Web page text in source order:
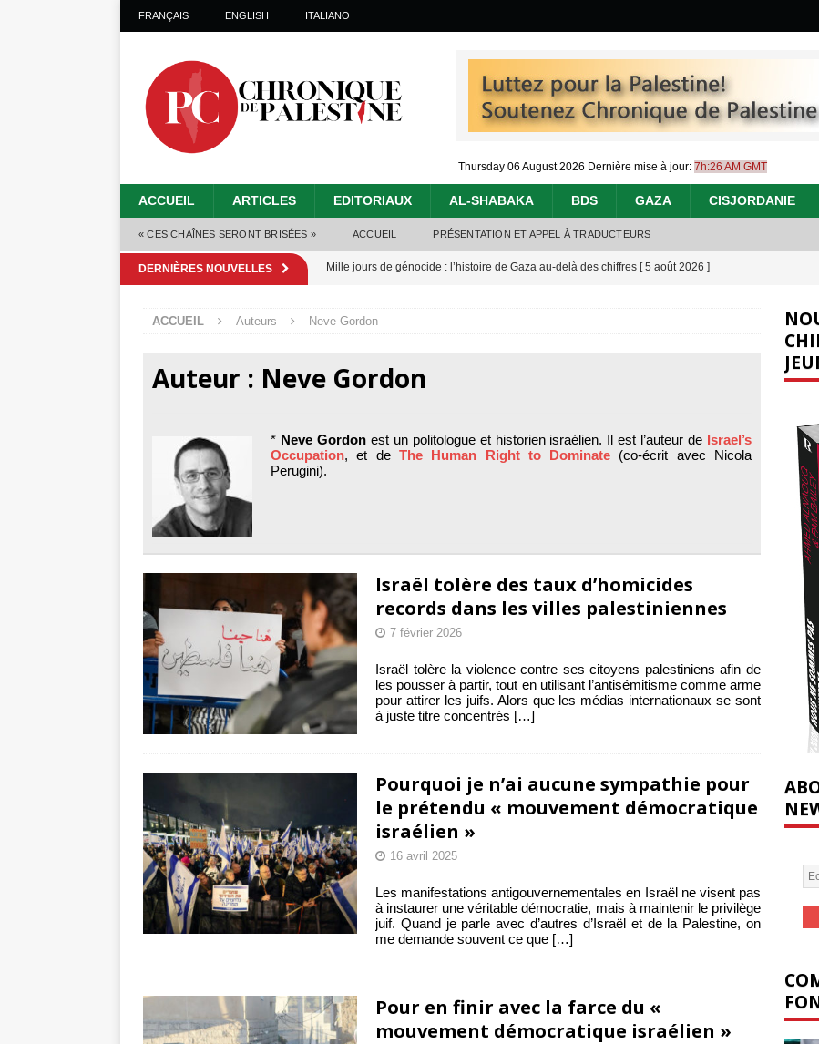
FRANÇAIS ENGLISH ITALIANO
Thursday 06 August 2026 Dernière mise à jour: 7h:26 AM GMT
ACCUEIL ARTICLES EDITORIAUX AL-SHABAKA BDS GAZA CISJORDANIE
« CES CHAÎNES SERONT BRISÉES » ACCUEIL PRÉSENTATION ET APPEL À TRADUCTEURS
DERNIÈRES NOUVELLES Mille jours de génocide : l’histoire de Gaza au-delà des chiffres [ 5 août 2026 ]
Alors que Trump annonce un « accord de paix » à Gaza, les Israéliens multiplie les
Les Israéliens se servent de la Cisjordanie comme d’une poubelle pour leurs déchets
Capituler ou mourir : le « processus de paix » à Gaza et la propagande occidentale[
ACCUEIL Auteurs Neve Gordon
Auteur : Neve Gordon
* Neve Gordonest un politologue et historien israélien. Il est l’auteur de Israel’s
Occupation, et de The Human Right to Dominate (co-écrit avec Nicola
Perugini).
Israël tolère des taux d’homicides
records dans les villes palestiniennes
7 février 2026
Israël tolère la violence contre ses citoyens palestiniens afin de
les pousser à partir, tout en utilisant l’antisémitisme comme arme
pour attirer les juifs. Alors que les médias internationaux se sont
à juste titre concentrés […]
Pourquoi je n’ai aucune sympathie pour
le prétendu « mouvement démocratique
israélien »
16 avril 2025
Les manifestations antigouvernementales en Israël ne visent pas
à instaurer une véritable démocratie, mais à maintenir le privilège
juif. Quand je parle avec d’autres d’Israël et de la Palestine, on
me demande souvent ce que […]
Pour en finir avec la farce du «
mouvement démocratique israélien »